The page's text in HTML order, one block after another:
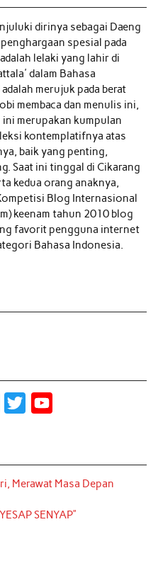
dirinya sebagai Daeng
spesial pada
lelaki yang lahir di
dalam Bahasa
merujuk pada berat
membaca dan menulis ini,
merupakan kumpulan
kontemplatifnya atas
baik yang penting,
Saat ini tinggal di Cikarang
kedua orang anaknya,
Blog Internasional
keenam tahun 2010 blog
favorit pengguna internet
Bahasa Indonesia.
t
t
e
T
u
b
Merawat Masa Depan
SENYAP”